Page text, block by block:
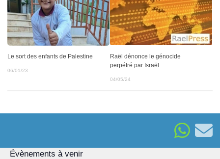
Le sort des enfants de Palestine
06/01/23
Raël dénonce le génocide
perpétré par Israël
04/05/24
Évènements à venir